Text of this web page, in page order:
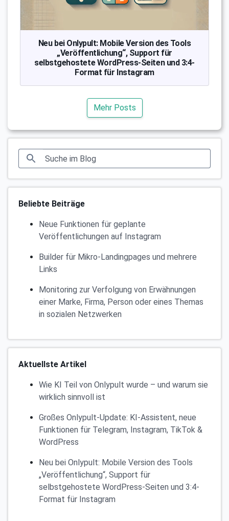
Neu bei Onlypult: Mobile Version des Tools
„Veröffentlichung“, Support für
selbstgehostete WordPress-Seiten und 3:4-
Format für Instagram
Mehr Posts
Beliebte Beiträge
Neue Funktionen für geplante
Veröffentlichungen auf Instagram
Builder für Mikro-Landingpages und mehrere
Links
Monitoring zur Verfolgung von Erwähnungen
einer Marke, Firma, Person oder eines Themas
in sozialen Netzwerken
Aktuellste Artikel
Wie KI Teil von Onlypult wurde – und warum sie
wirklich sinnvoll ist
Großes Onlypult-Update: KI-Assistent, neue
Funktionen für Telegram, Instagram, TikTok &
WordPress
Neu bei Onlypult: Mobile Version des Tools
„Veröffentlichung“, Support für
selbstgehostete WordPress-Seiten und 3:4-
Format für Instagram